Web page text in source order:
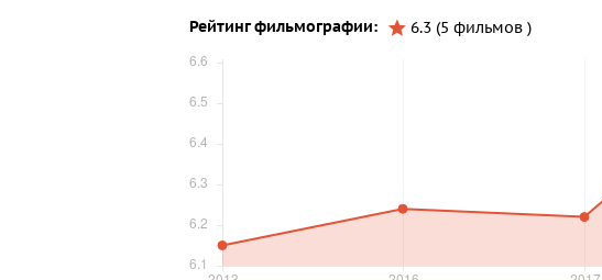
Рейтинг фильмографии:
6.3 (5 фильмов )